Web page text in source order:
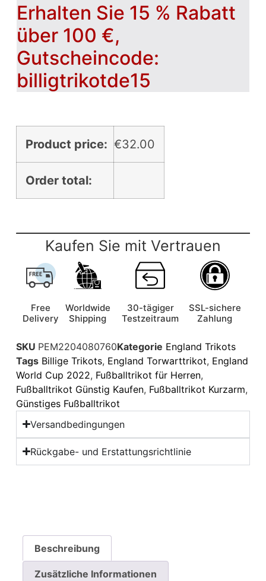
Erhalten Sie 15 % Rabatt
über 100 €,
Gutscheincode:
billigtrikotde15
Product price: €32.00
Order total:
Kaufen Sie mit Vertrauen
Free
Delivery
Worldwide
Shipping
30-tägiger
Testzeitraum
SSL-sichere
Zahlung
SKU PEM2204080760Kategorie England Trikots
Tags Billige Trikots, England Torwarttrikot, England
World Cup 2022, Fußballtrikot für Herren,
Fußballtrikot Günstig Kaufen, Fußballtrikot Kurzarm,
Günstiges Fußballtrikot
Versandbedingungen
Rückgabe- und Erstattungsrichtlinie
Beschreibung
Zusätzliche Informationen